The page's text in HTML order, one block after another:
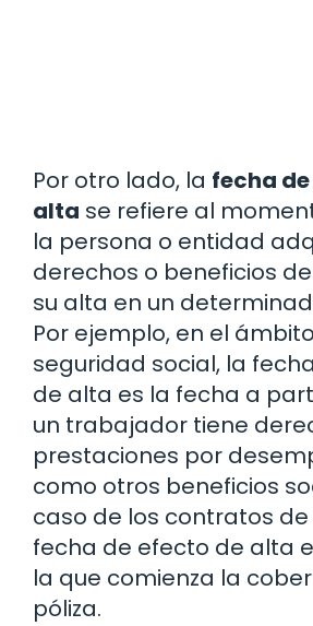
Por otro lado, la fecha
alta se refiere al
la persona o entidad
derechos o beneficios
su alta en un
Por ejemplo, en el
seguridad social, la
de alta es la fecha a
un trabajador tiene
prestaciones por
como otros beneficios
caso de los contratos de
fecha de efecto de alta
la que comienza la
póliza.